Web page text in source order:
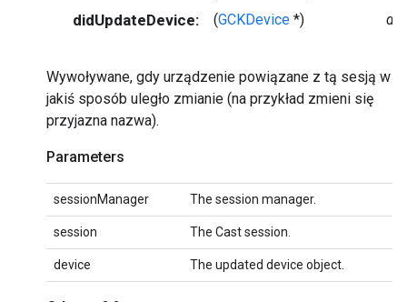
didUpdateDevice: (GCKDevice *)
Wywoływane, gdy urządzenie powiązane z tą sesją w
jakiś sposób uległo zmianie (na przykład zmieni się
przyjazna nazwa).
Parameters
sessionManager The session manager.
session The Cast session.
device The updated device object.